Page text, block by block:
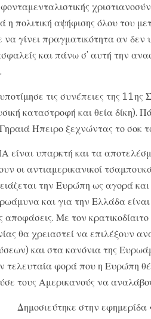
η πολιτική αψήφισης όλου του
να γίνει πραγματικότητα αν
και πάνω σ’ αυτή την
τις συνέπειες της 11ης
καταστροφή και θεία δίκη).
Ήπειρο ξεχνώντας το σοκ
υπαρκτή και τα
οι αντιαμερικανικοί
την Ευρώπη ως αγορά
και για την Ελλάδα
αποφάσεις. Με τον
θα χρειαστεί να επιλέξουν
και στα κανόνια της
τελευταία φορά που η Ευρώπη
τους Αμερικανούς να
Δημοσιεύτηκε στην